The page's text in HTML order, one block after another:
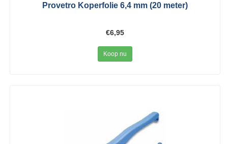
Provetro Koperfolie 6,4 mm (20 meter)
€6,95
Koop nu